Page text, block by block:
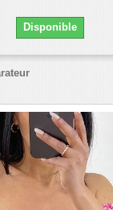
Disponible